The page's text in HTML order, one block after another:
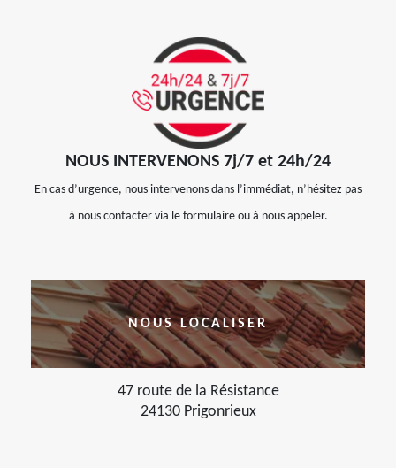
NOUS INTERVENONS 7j/7 et 24h/24
En cas d’urgence, nous intervenons dans l’immédiat, n’hésitez pas
à nous contacter via le formulaire ou à nous appeler.
NOUS LOCALISER
47 route de la Résistance
24130 Prigonrieux